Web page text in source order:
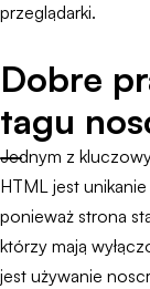
przeglądarki.
Dobre
tagu
Jednym z
HTML jest
ponieważ strona
którzy mają
jest używanie